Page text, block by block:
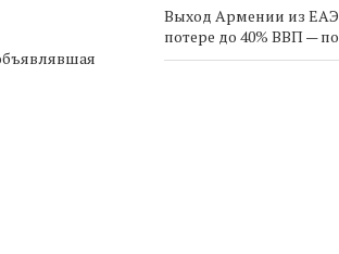
Выход Армении из
потере до 40% ВВП —